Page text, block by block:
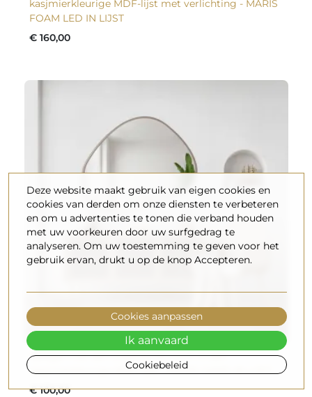
kasjmierkleurige MDF-lijst met verlichting - MARIS
FOAM LED IN LIJST
€ 160,00
Spiegel met een organische vorm in een
kasjmierkleurige MDF-lijst - MARIS SAND IN LIJST
€ 100,00
Deze website maakt gebruik van eigen cookies en
cookies van derden om onze diensten te verbeteren
en om u advertenties te tonen die verband houden
met uw voorkeuren door uw surfgedrag te
analyseren. Om uw toestemming te geven voor het
gebruik ervan, drukt u op de knop Accepteren.
Cookiebeleid
Cookies aanpassen
Ik aanvaard